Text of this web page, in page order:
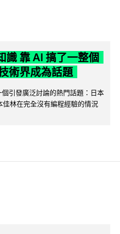
識 靠 AI 搞了一整個
術界成為話題
引發廣泛討論的熱門話題：日本
林在完全沒有編程經驗的情況